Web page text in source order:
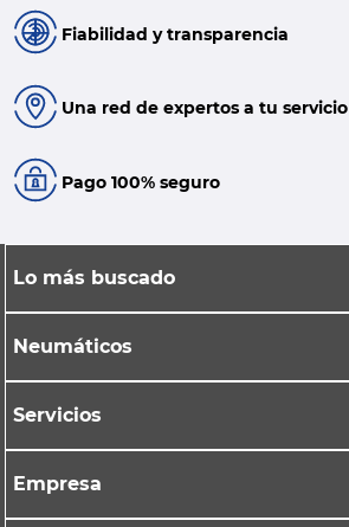
Fiabilidad y transparencia
Una red de expertos a tu servicio
Pago 100% seguro
Lo más buscado
Neumáticos
Servicios
Empresa